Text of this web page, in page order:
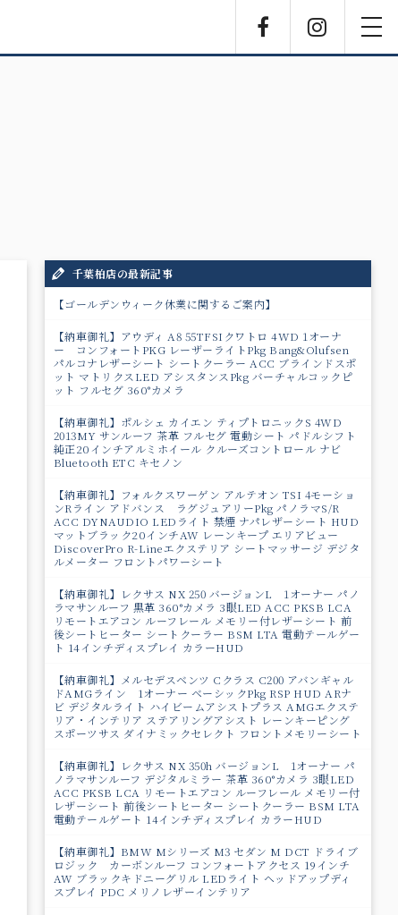
千葉柏店の最新記事
【ゴールデンウィーク休業に関するご案内】
【納車御礼】アウディ A8 55TFSIクワトロ 4WD 1オーナ
ー コンフォートPKG レーザーライトPkg Bang&Olufsen
パルコナレザーシート シートクーラー ACC ブラインドスポ
ット マトリクスLED アシスタンスPkg バーチャルコックピ
ット フルセグ 360°カメラ
【納車御礼】ポルシェ カイエン ティプトロニックS 4WD
2013MY サンルーフ 茶革 フルセグ 電動シート パドルシフト
純正20インチアルミホイール クルーズコントロール ナビ
Bluetooth ETC キセノン
【納車御礼】フォルクスワーゲン アルテオン TSI 4モーショ
ンRライン アドバンス ラグジュアリーPkg パノラマS/R
ACC DYNAUDIO LEDライト 禁煙 ナパレザーシート HUD
マットブラック20インチAW レーンキープ エリアビュー
DiscoverPro R-Lineエクステリア シートマッサージ デジタ
ルメーター フロントパワーシート
【納車御礼】レクサス NX 250 バージョンL 1オーナー パノ
ラマサンルーフ 黒革 360°カメラ 3眼LED ACC PKSB LCA
リモートエアコン ルーフレール メモリー付レザーシート 前
後シートヒーター シートクーラー BSM LTA 電動テールゲー
ト 14インチディスプレイ カラーHUD
【納車御礼】メルセデスベンツ Cクラス C200 アバンギャル
ドAMGライン 1オーナー ベーシックPkg RSP HUD ARナ
ビ デジタルライト ハイビームアシストプラス AMGエクステ
リア・インテリア ステアリングアシスト レーンキーピング
スポーツサス ダイナミックセレクト フロントメモリーシート
【納車御礼】レクサス NX 350h バージョンL 1オーナー パ
ノラマサンルーフ デジタルミラー 茶革 360°カメラ 3眼LED
ACC PKSB LCA リモートエアコン ルーフレール メモリー付
レザーシート 前後シートヒーター シートクーラー BSM LTA
電動テールゲート 14インチディスプレイ カラーHUD
【納車御礼】BMW Mシリーズ M3 セダン M DCT ドライブ
ロジック カーボンルーフ コンフォートアクセス 19インチ
AW ブラックキドニーグリル LEDライト ヘッドアップディ
スプレイ PDC メリノレザーインテリア